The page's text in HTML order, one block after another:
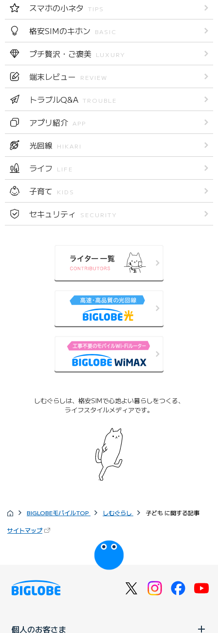
スマホの小ネタ TIPS
格安SIMのキホン BASIC
プチ贅沢・ご褒美 LUXURY
端末レビュー REVIEW
トラブルQ&A TROUBLE
アプリ紹介 APP
光回線 HIKARI
ライフ LIFE
子育て KIDS
セキュリティ SECURITY
しむぐらしは、格安SIMで心地よい暮らしをつくる、
ライフスタイルメディアです。
BIGLOBEモバイルTOP しむぐらし 子ども に関する記事
サイトマップ
個人のお客さま